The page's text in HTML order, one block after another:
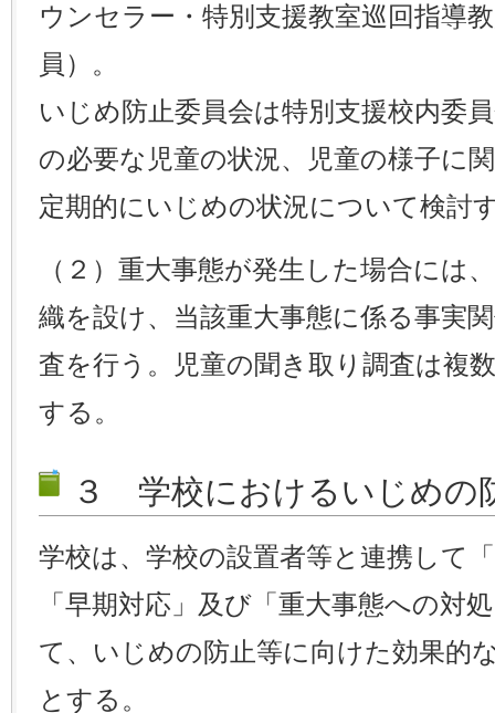
ウンセラー・特別支援教室巡回指導
員）。
いじめ防止委員会は特別支援校内委
の必要な児童の状況、児童の様子に
定期的にいじめの状況について検討
（２）重大事態が発生した場合には
織を設け、当該重大事態に係る事実
査を行う。児童の聞き取り調査は複
する。
３ 学校におけるいじめの
学校は、学校の設置者等と連携して
「早期対応」及び「重大事態への対
て、いじめの防止等に向けた効果的
とする。